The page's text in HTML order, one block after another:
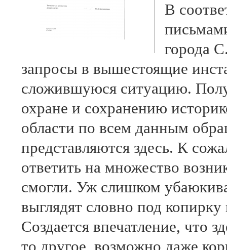
В
города
запросы в вышестоящие
сложившуюся ситуацию.
охране и сохранению
области по всем данным
представляются здесь. К
ответить на множество
смогли. Уж слишком
выглядят словно под
Создается впечатление, что
то другое, возможно даже